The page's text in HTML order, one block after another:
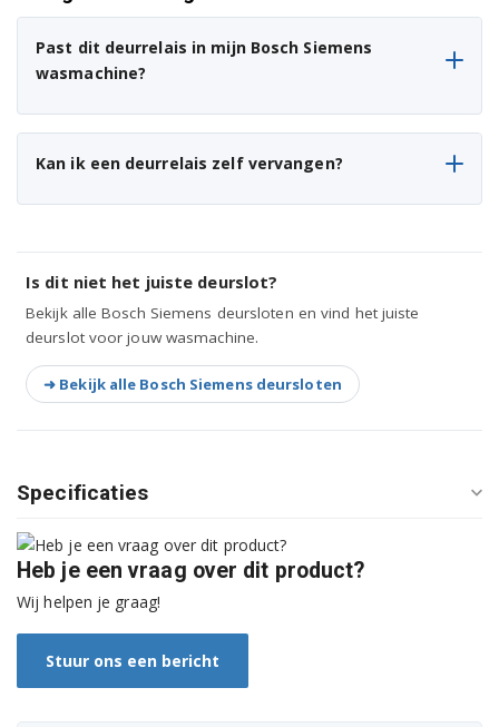
WAE28140/30
WAE28140/32
WAE28143/04
WAE28143/15
WAE28143/23
WAE28143/25
WAE28143/30
WAE28143/31
WAE28143/36
WAE28144/41
Past dit deurrelais in mijn Bosch Siemens
wasmachine?
Kan ik een deurrelais zelf vervangen?
Is dit niet het juiste deurslot?
Bekijk alle Bosch Siemens deursloten en vind het juiste
deurslot voor jouw wasmachine.
➜ Bekijk alle Bosch Siemens deursloten
Specificaties
Heb je een vraag over dit product?
Wij helpen je graag!
Stuur ons een bericht